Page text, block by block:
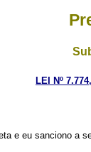
LEI Nº
e eu sanciono a